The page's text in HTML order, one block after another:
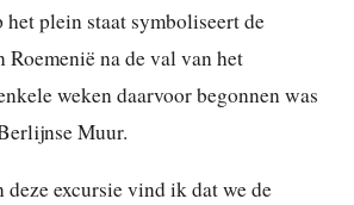
plein staat symboliseert de
Roemenië na de val van het
weken daarvoor begonnen was
Muur.
excursie vind ik dat we de